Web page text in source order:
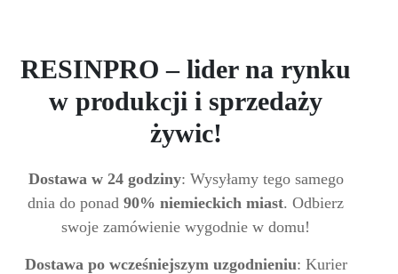
RESINPRO – lider na rynku
w produkcji i sprzedaży
żywic!
Dostawa w 24 godziny: Wysyłamy tego samego
dnia do ponad 90% niemieckich miast. Odbierz
swoje zamówienie wygodnie w domu!
Dostawa po wcześniejszym uzgodnieniu: Kurier